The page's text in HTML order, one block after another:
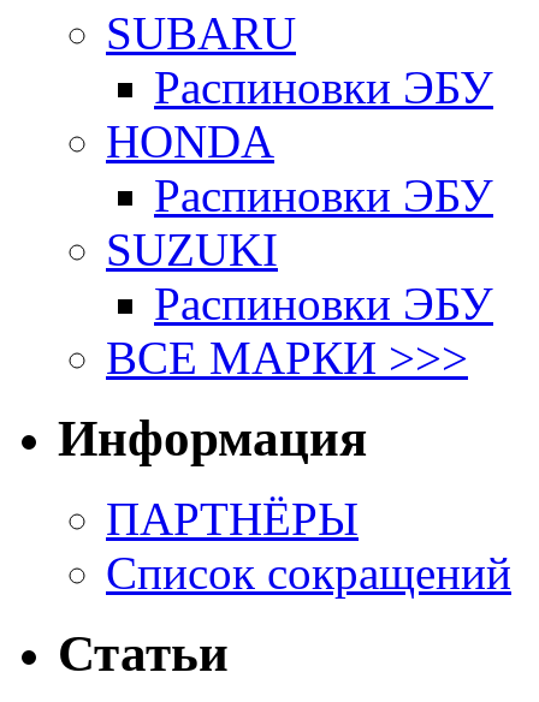
SUBARU
Распиновки ЭБУ
HONDA
Распиновки ЭБУ
SUZUKI
Распиновки ЭБУ
ВСЕ МАРКИ >>>
Информация
ПАРТНЁРЫ
Список сокращений
Статьи